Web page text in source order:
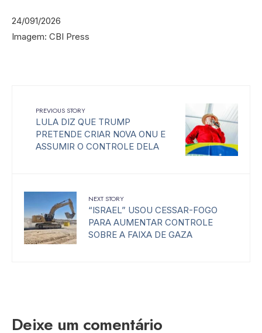
24/091/2026
Imagem: CBI Press
PREVIOUS STORY
LULA DIZ QUE TRUMP
PRETENDE CRIAR NOVA ONU E
ASSUMIR O CONTROLE DELA
NEXT STORY
“ISRAEL” USOU CESSAR-FOGO
PARA AUMENTAR CONTROLE
SOBRE A FAIXA DE GAZA
Deixe um comentário